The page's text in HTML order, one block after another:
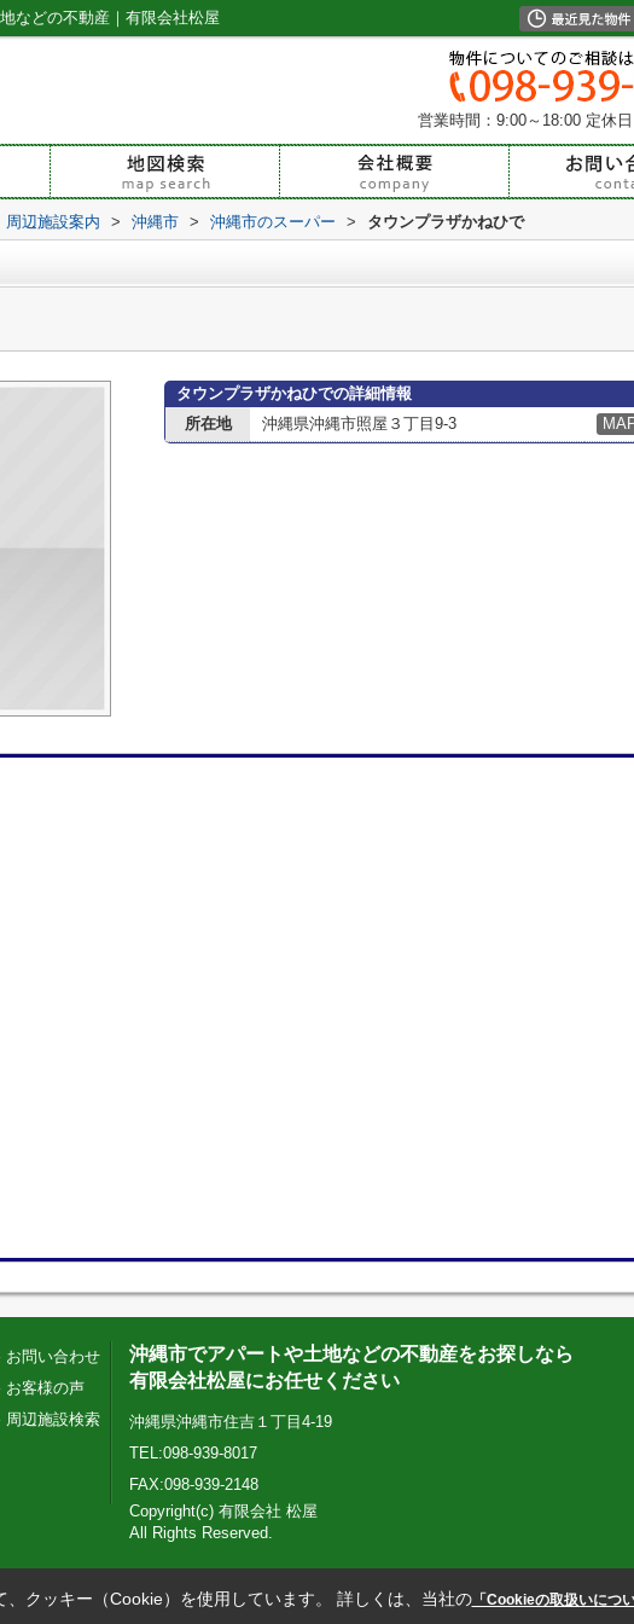
などの不動産｜有限会社松屋
営業時間：9:00～18:00 定休
周辺施設案内 > 沖縄市 > 沖縄市のスーパー > タウンプラザかねひで
タウンプラザかねひでの詳細情報
所在地
沖縄県沖縄市照屋３丁目9-3
お問い合わせ
お客様の声
周辺施設検索
沖縄市でアパートや土地などの不動産をお探しなら
有限会社松屋にお任せください
沖縄県沖縄市住吉１丁目4-19
TEL:098-939-8017
FAX:098-939-2148
Copyright(c) 有限会社 松屋
All Rights Reserved.
クッキー（Cookie）を使用しています。 詳しくは、当社の「Cookieの取扱いについ